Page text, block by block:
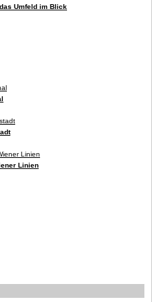
Umfeld im Blick
Linien